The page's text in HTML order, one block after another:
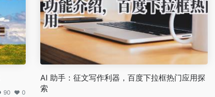
90 0
AI 助手：征文写作利器，百度下拉框热门应用探
索